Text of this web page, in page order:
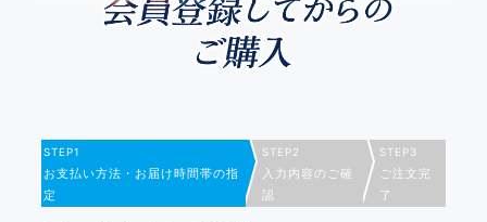
STEP1
お支払い方法・お届け時間帯の指
定
STEP2
入力内容のご確
認
STEP3
ご注文完
了